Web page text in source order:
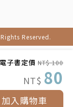
電子書定價 NT$ 100
NT$ 80
加入購物車
Reserved.